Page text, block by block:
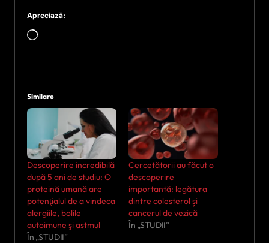
Apreciază:
Încarc...
Similare
Descoperire incredibilă
după 5 ani de studiu: O
proteină umană are
potenţialul de a vindeca
alergiile, bolile
autoimune şi astmul
În „STUDII”
Cercetătorii au făcut o
descoperire
importantă: legătura
dintre colesterol și
cancerul de vezică
În „STUDII”